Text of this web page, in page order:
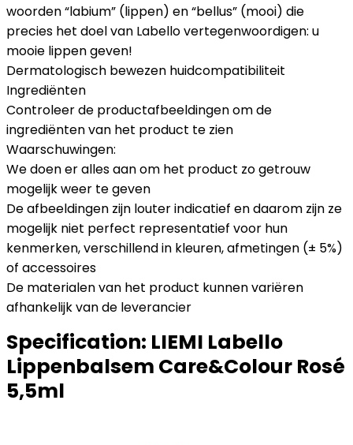
woorden “labium” (lippen) en “bellus” (mooi) die
precies het doel van Labello vertegenwoordigen: u
mooie lippen geven!
Dermatologisch bewezen huidcompatibiliteit
Ingrediënten
Controleer de productafbeeldingen om de
ingrediënten van het product te zien
Waarschuwingen:
We doen er alles aan om het product zo getrouw
mogelijk weer te geven
De afbeeldingen zijn louter indicatief en daarom zijn ze
mogelijk niet perfect representatief voor hun
kenmerken, verschillend in kleuren, afmetingen (± 5%)
of accessoires
De materialen van het product kunnen variëren
afhankelijk van de leverancier
Specification: LIEMI Labello
Lippenbalsem Care&Colour Rosé
5,5ml